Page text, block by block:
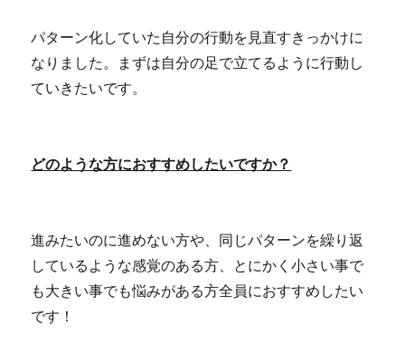
パターン化していた自分の行動を見直すきっかけに
なりました。まずは自分の足で立てるように行動し
ていきたいです。
どのような方におすすめしたいですか？
進みたいのに進めない方や、同じパターンを繰り返
しているような感覚のある方、とにかく小さい事で
も大きい事でも悩みがある方全員におすすめしたい
です！